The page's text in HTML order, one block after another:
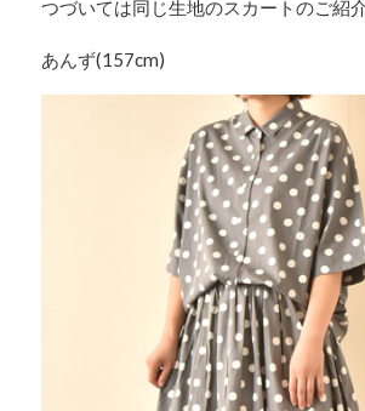
つづいては同じ生地のスカートのご紹
あんず(157cm)